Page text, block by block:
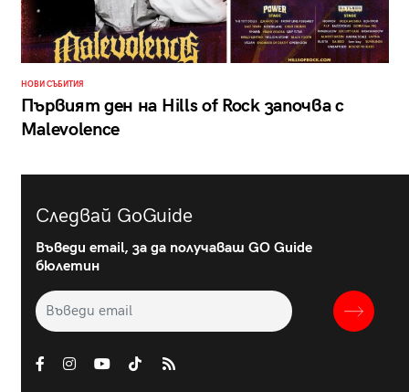
НОВИ СЪБИТИЯ
Първият ден на Hills of Rock започва с
Malevolence
Следвай GoGuide
Въведи email, за да получаваш GO Guide
бюлетин